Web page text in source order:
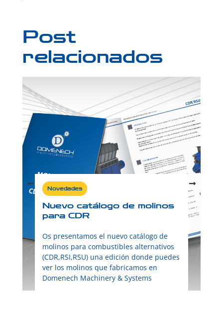
Post
relacionados
Novedades
Nuevo catálogo de molinos
para CDR
Os presentamos el nuevo catálogo de
molinos para combustibles alternativos
(CDR,RSI,RSU) una edición donde puedes
ver los molinos que fabricamos en
Domenech Machinery & Systems